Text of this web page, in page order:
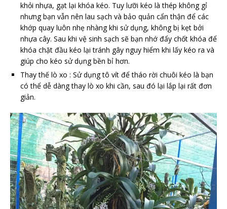
khỏi nhựa, gạt lại khóa kéo. Tuy lưỡi kéo là thép không gỉ
nhưng bạn vẫn nên lau sạch và bảo quản cẩn thận để các
khớp quay luôn nhẹ nhàng khi sử dụng, không bị kẹt bởi
nhựa cây. Sau khi vệ sinh sạch sẽ bạn nhớ đẩy chốt khóa để
khóa chặt đầu kéo lại tránh gây nguy hiểm khi lấy kéo ra và
giúp cho kéo sử dụng bền bỉ hơn.
Thay thế lò xo : Sử dụng tô vít để tháo rời chuôi kéo là bạn
có thể dễ dàng thay lò xo khi cần, sau đó lại lắp lại rất đơn
giản.